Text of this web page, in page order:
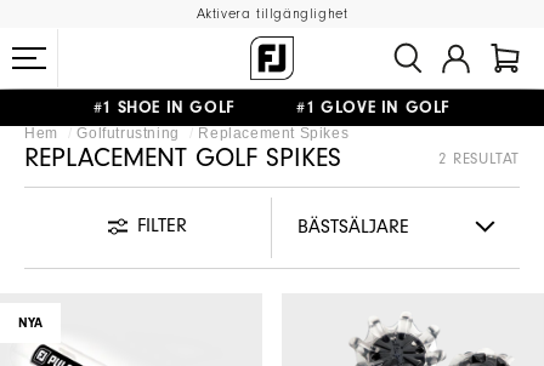
Aktivera tillgänglighet
#1 SHOE IN GOLF #1 GLOVE IN GOLF
FRI FRAKTPÅ ALLA BESTÄLLNINGAR ÖVER 999KR
Hem Golfutrustning Replacement Spikes
REPLACEMENT GOLF SPIKES 2 RESULTAT
FILTER
NYA